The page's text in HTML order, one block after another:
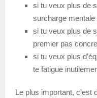
si tu veux plus de
surcharge mentale
si tu veux plus de
premier pas
si tu veux plus
te fatigue
Le plus important, c’est